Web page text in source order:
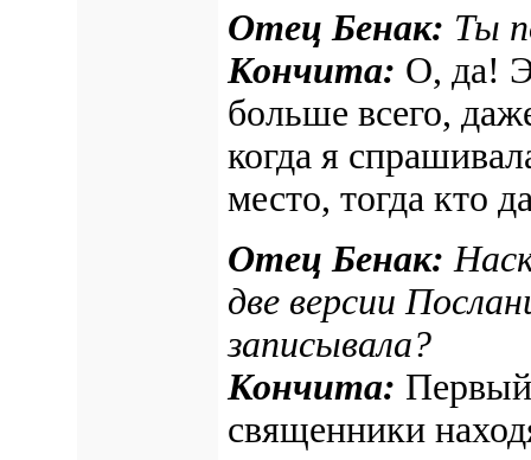
Отец Бенак: Ты
Кончита: О, да!
больше всего,
когда я
место, тогда кто
Отец Бенак:
две версии
записывала?
Кончита: Первый
священники